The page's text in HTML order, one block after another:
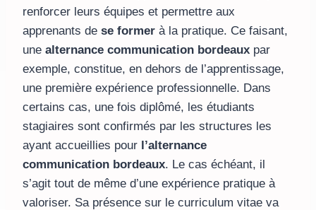
renforcer leurs équipes et permettre aux
apprenants de se former à la pratique. Ce faisant,
une alternance communication bordeaux par
exemple, constitue, en dehors de l’apprentissage,
une première expérience professionnelle. Dans
certains cas, une fois diplômé, les étudiants
stagiaires sont confirmés par les structures les
ayant accueillies pour l’alternance
communication bordeaux. Le cas échéant, il
s’agit tout de même d’une expérience pratique à
valoriser. Sa présence sur le curriculum vitae va